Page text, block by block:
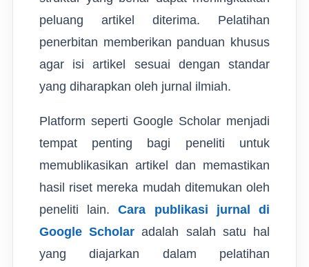
peluang artikel diterima. Pelatihan
penerbitan memberikan panduan khusus
agar isi artikel sesuai dengan standar
yang diharapkan oleh jurnal ilmiah.
Platform seperti Google Scholar menjadi
tempat penting bagi peneliti untuk
memublikasikan artikel dan memastikan
hasil riset mereka mudah ditemukan oleh
peneliti lain.Cara publikasi jurnal di
Google Scholar adalah salah satu hal
yang diajarkan dalam pelatihan